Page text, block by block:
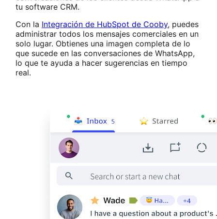
tu software CRM.
Con la Integración de HubSpot de Cooby, puedes
administrar todos los mensajes comerciales en un
solo lugar. Obtienes una imagen completa de lo
que sucede en las conversaciones de WhatsApp,
lo que te ayuda a hacer sugerencias en tiempo
real.